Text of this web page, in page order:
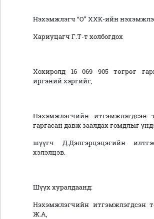
Нэхэмжлэгч “О” ХХК-ийн
Хариуцагч Г.Т-т холбогдох
Хохиролд 16 069 905 төгрөг
иргэний хэргийг,
Нэхэмжлэгчийн итгэмжлэгдсэн
гаргасан давж заалдах гомдлыг
шүүгч Д.Дэлгэрцэцэгийн
хэлэлцэв.
Шүүх хуралдаанд:
Нэхэмжлэгчийн итгэмжлэгдсэн
Ж.А,